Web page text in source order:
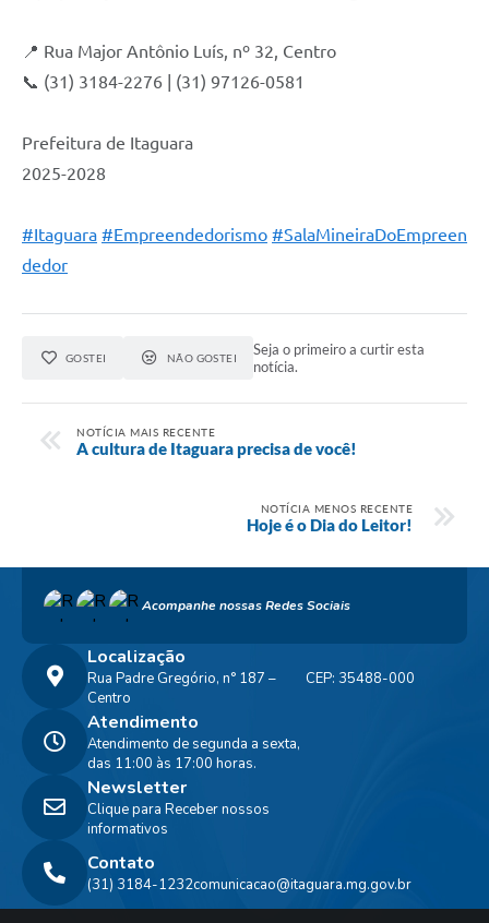
📍 Rua Major Antônio Luís, nº 32, Centro
📞 (31) 3184-2276 | (31) 97126-0581
Prefeitura de Itaguara
2025-2028
#Itaguara #Empreendedorismo #SalaMineiraDoEmpreen
dedor
GOSTEI NÃO GOSTEI
Seja o primeiro a curtir esta
notícia.
NOTÍCIA MAIS RECENTE
A cultura de Itaguara precisa de você!
NOTÍCIA MENOS RECENTE
Hoje é o Dia do Leitor!
Acompanhe nossas Redes Sociais
Localização
Rua Padre Gregório, n° 187 –
Centro
CEP: 35488-000
Contato
(31) 3184-1232comunicacao@itaguara.mg.gov.br
Atendimento
Atendimento de segunda a sexta,
das 11:00 às 17:00 horas.
Newsletter
Clique para Receber nossos
informativos